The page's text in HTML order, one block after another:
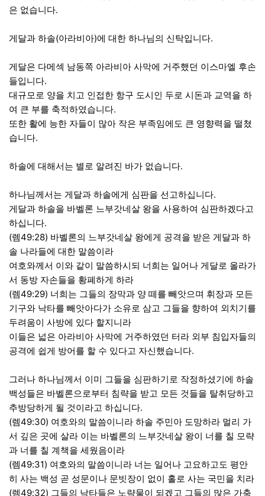
은 없습니다.
게달과 하솔(아라비아)에 대한 하나님의 신탁입니다.
게달은 다메섹 남동쪽 아라비아 사막에 거주했던 이스마엘 후손
들입니다.
대규모로 양을 치고 인접한 항구 도시인 두로 시돈과 교역을 하
여 큰 부를 축적하였습니다.
또한 활에 능한 자들이 많아 작은 부족임에도 큰 영향력을 떨쳤
습니다.
하솔에 대해서는 별로 알려진 바가 없습니다.
하나님께서는 게달과 하솔에게 심판을 선고하십니다.
게달과 하솔을 바벨론 느부갓네살 왕을 사용하여 심판하겠다고
하십니다.
(렘49:28) 바벨론의 느부갓네살 왕에게 공격을 받은 게달과 하
솔 나라들에 대한 말씀이라
여호와께서 이와 같이 말씀하시되 너희는 일어나 게달로 올라가
서 동방 자손들을 황폐하게 하라
(렘49:29) 너희는 그들의 장막과 양 떼를 빼앗으며 휘장과 모든
기구와 낙타를 빼앗아다가 소유로 삼고 그들을 향하여 외치기를
두려움이 사방에 있다 할지니라
이들은 넓은 아라비아 사막에 거주하였던 터라 외부 침입자들의
공격에 쉽게 방어를 할 수 있다고 자신했습니다.
그러나 하나님께서 이미 그들을 심판하기로 작정하셨기에 하솔
백성들은 바벨론으로부터 침략을 받고 모든 것들을 탈취당하고
추방당하게 될 것이라고 하십니다.
(렘49:30) 여호와의 말씀이니라 하솔 주민아 도망하라 멀리 가
서 깊은 곳에 살라 이는 바벨론의 느부갓네살 왕이 너를 칠 모략
과 너를 칠 계책을 세웠음이라
(렘49:31) 여호와의 말씀이니라 너는 일어나 고요하고도 평안
히 사는 백성 곧 성문이나 문빗장이 없이 홀로 사는 국민을 치라
(렘49:32) 그들의 낙타들은 노략물이 되겠고 그들의 많은 가축